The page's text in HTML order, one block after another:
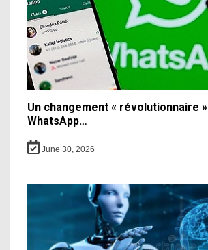
Un changement « révolutionnaire
WhatsApp…
June 30, 2026